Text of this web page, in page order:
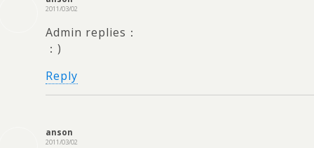
2011/03/02
Admin replies：
：)
Reply
anson
2011/03/02